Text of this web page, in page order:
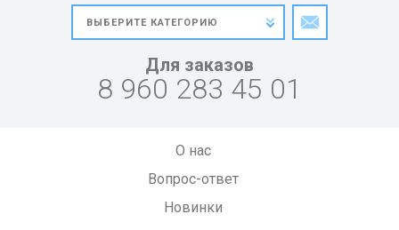
Для заказов
8 960 283 45 01
О нас
Вопрос-ответ
Новинки